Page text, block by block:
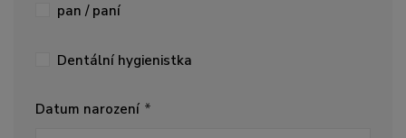
pan / paní
Dentální hygienistka
Datum narození